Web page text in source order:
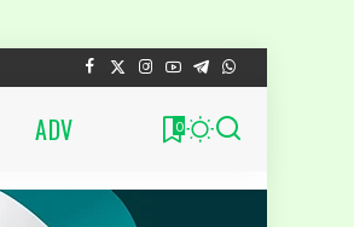
ADV 0